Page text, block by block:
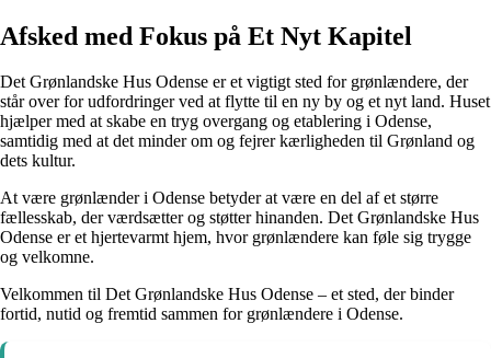
Afsked med Fokus på Et Nyt Kapitel
Det Grønlandske Hus Odense er et vigtigt sted for grønlændere, der
står over for udfordringer ved at flytte til en ny by og et nyt land. Huset
hjælper med at skabe en tryg overgang og etablering i Odense,
samtidig med at det minder om og fejrer kærligheden til Grønland og
dets kultur.
At være grønlænder i Odense betyder at være en del af et større
fællesskab, der værdsætter og støtter hinanden. Det Grønlandske Hus
Odense er et hjertevarmt hjem, hvor grønlændere kan føle sig trygge
og velkomne.
Velkommen til Det Grønlandske Hus Odense – et sted, der binder
fortid, nutid og fremtid sammen for grønlændere i Odense.